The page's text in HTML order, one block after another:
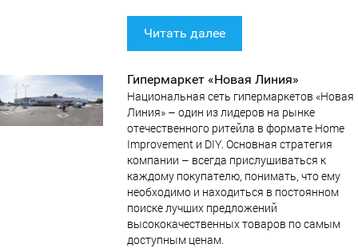
Читать далее
Гипермаркет «Новая Линия»
Национальная сеть гипермаркетов «Новая
Линия» – один из лидеров на рынке
отечественного ритейла в формате Home
Improvement и DIY. Основная стратегия
компании – всегда прислушиваться к
каждому покупателю, понимать, что ему
необходимо и находиться в постоянном
поиске лучших предложений
высококачественных товаров по самым
доступным ценам.